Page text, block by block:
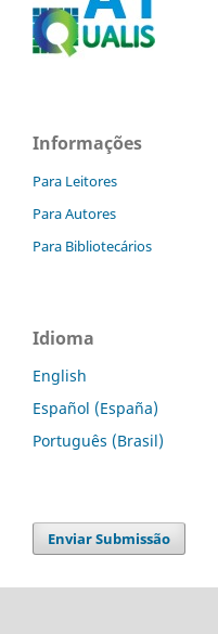
Informações
Para Leitores
Para Autores
Para Bibliotecários
Idioma
English
Español (España)
Português (Brasil)
Enviar Submissão